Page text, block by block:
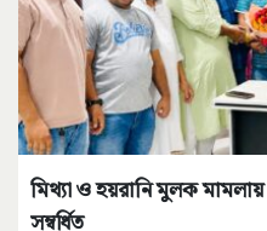
মিথ্যা ও হয়রানি মুলক
সম্বর্ধিত